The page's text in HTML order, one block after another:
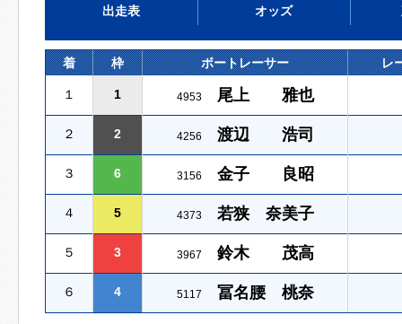
出走表 オッズ
着 枠 ボートレーサー レ
１ 1 4953 尾上 雅也
２ 2 4256 渡辺 浩司
３ 6 3156 金子 良昭
４ 5 4373 若狭 奈美子
５ 3 3967 鈴木 茂高
６ 4 5117 冨名腰 桃奈